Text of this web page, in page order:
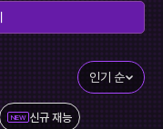
스타크래프트
FC온라인
NEW 신규 재능
인기 순